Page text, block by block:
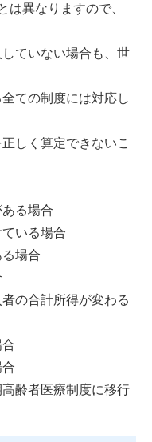
異なりますので、
ていない場合も、世
ての制度には対応し
しく算定できないこ
る場合
いる場合
場合
の合計所得が変わる
齢者医療制度に移行